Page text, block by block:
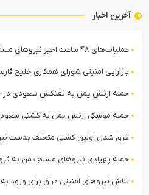
آخرین اخبار
عملیات‌های ۴۸ ساعت اخیر نیروهای مسلح یمن علیه ائتلاف سعودی + ویدیو
بازآرایی امنیتی شورای همکاری خلیج
حمله ارتش یمن به نفتکش سعودی در
حمله موشکی ارتش یمن به کشتی
غرق شدن اولین کشتی متخلف بدست
حمله پهپادی نیروهای مسلح یمن به
تلاش نیروهای امنیتی عراق برای ورود